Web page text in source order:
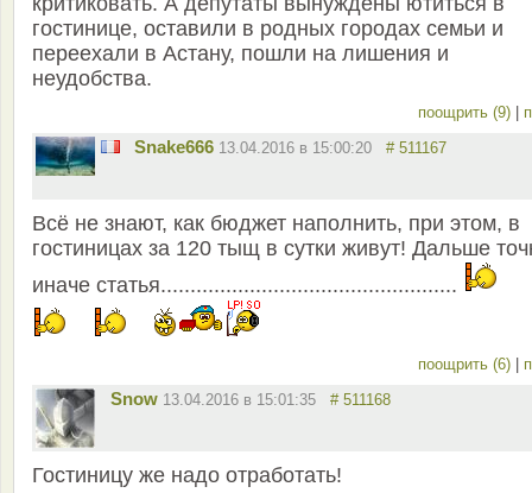
гостинице, оставили в родных городах семьи и
переехали в Астану, пошли на лишения и
неудобства.
поощрить (9)
Snake666 13.04.2016 в 15:00:20 # 511167
Всё не знают, как бюджет наполнить, при этом, в
гостиницах за 120 тыщ в сутки живут! Дальше
иначе статья..................................................
поощрить (6)
Snow 13.04.2016 в 15:01:35 # 511168
Гостиницу же надо отработать!